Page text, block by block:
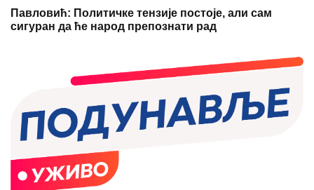
Павловић: Политичке тензије постоје, али сам
сигуран да ће народ препознати рад